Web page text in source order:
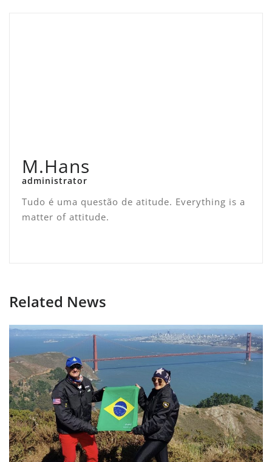
M.Hans
administrator
Tudo é uma questão de atitude. Everything is a
matter of attitude.
Related News